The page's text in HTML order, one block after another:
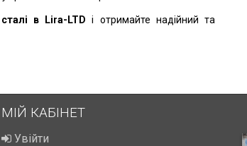
в Lira-LTDі отримайте надійний та
МІЙ КАБІНЕТ
Увійти